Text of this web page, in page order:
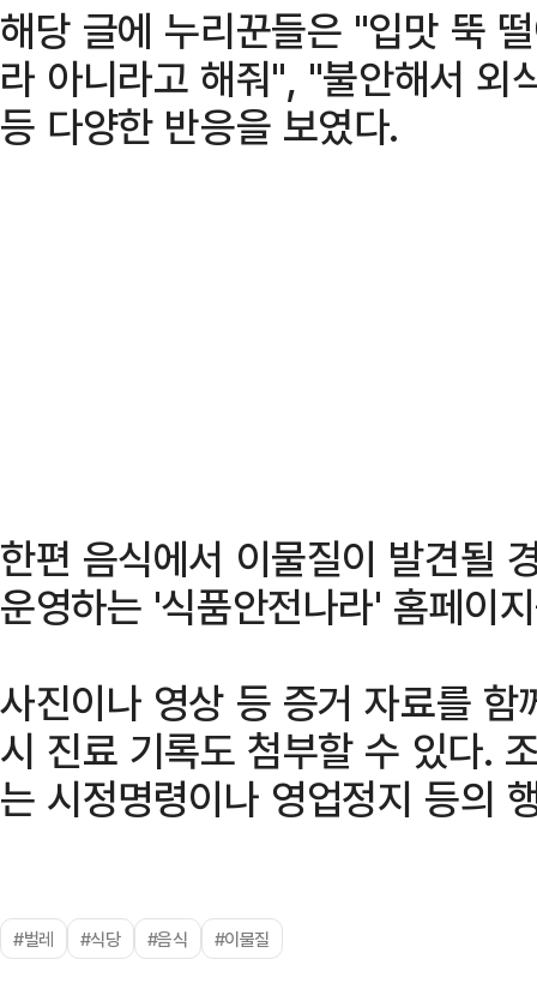
해당 글에 누리꾼들은 "입맛 뚝
라 아니라고 해줘", "불안해서 외
등 다양한 반응을 보였다.
한편 음식에서 이물질이 발견될
운영하는 '식품안전나라' 홈페이
사진이나 영상 등 증거 자료를
시 진료 기록도 첨부할 수 있다.
는 시정명령이나 영업정지 등의
#벌레 #식당 #음식 #이물질